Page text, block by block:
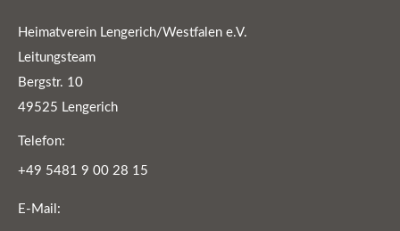
Heimatverein Lengerich/Westfalen e.V.
Leitungsteam
Bergstr. 10
49525 Lengerich
Telefon:
+49 5481 9 00 28 15
E-Mail: